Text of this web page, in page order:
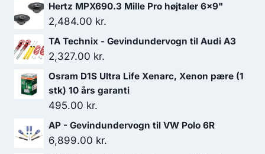
Hertz MPX690.3 Mille Pro højtaler 6x9"
2,484.00 kr.
TA Technix - Gevindundervogn til Audi A3
2,327.00 kr.
Osram D1S Ultra Life Xenarc, Xenon pære (1
stk) 10 års garanti
495.00 kr.
AP - Gevindundervogn til VW Polo 6R
6,899.00 kr.